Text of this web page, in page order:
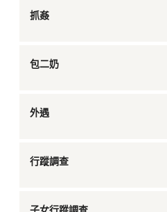
抓姦
包二奶
外遇
行蹤調查